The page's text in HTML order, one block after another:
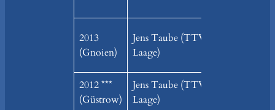
2013
(Gnoien)
Jens Taube (TTV
Laage)
2012 ***
(Güstrow)
Jens Taube (TTV
Laage)